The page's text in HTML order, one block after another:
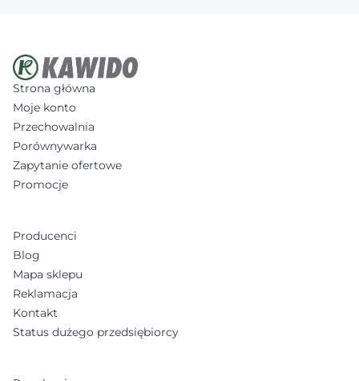
Strona główna
Moje konto
Przechowalnia
Porównywarka
Zapytanie ofertowe
Promocje
Producenci
Blog
Mapa sklepu
Reklamacja
Kontakt
Status dużego przedsiębiorcy